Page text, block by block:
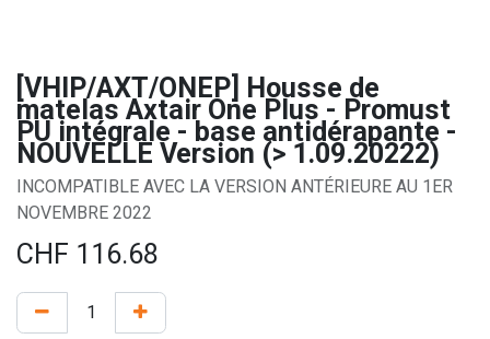
[VHIP/AXT/ONEP] Housse de
matelas Axtair One Plus - Promust
PU intégrale - base antidérapante -
NOUVELLE Version (> 1.09.20222)
INCOMPATIBLE AVEC LA VERSION ANTÉRIEURE AU 1ER
NOVEMBRE 2022
CHF 116.68